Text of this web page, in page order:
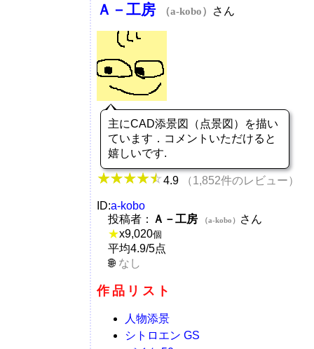
Ａ－工房 （a-kobo） さん
主にCAD添景図（点景図）を描い
ています．コメントいただけると
嬉しいです.
4.9 （1,852件のレビュー）
ID:a-kobo
投稿者：
Ａ－工房 （a-kobo）
さん
★x9,020個
平均4.9/5点
なし
作品リスト
人物添景
シトロエン GS